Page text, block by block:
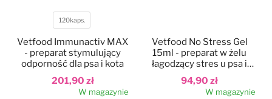
Pojemność
120kaps.
201,90 zł
Vetfood Immunactiv MAX
- preparat stymulujący
odporność dla psa i kota
W magazynie
94,90 zł
Vetfood No Stress Gel
15ml - preparat w żelu
łagodzący stres u psa i
kota
W magazynie